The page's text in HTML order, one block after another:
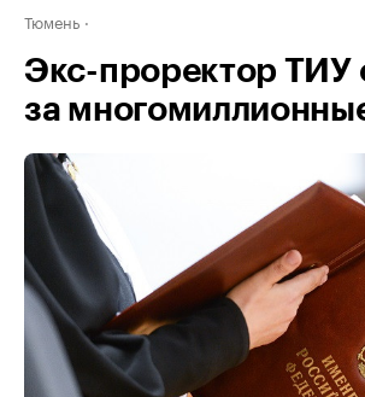
Тюмень
Экс-проректор ТИУ
за